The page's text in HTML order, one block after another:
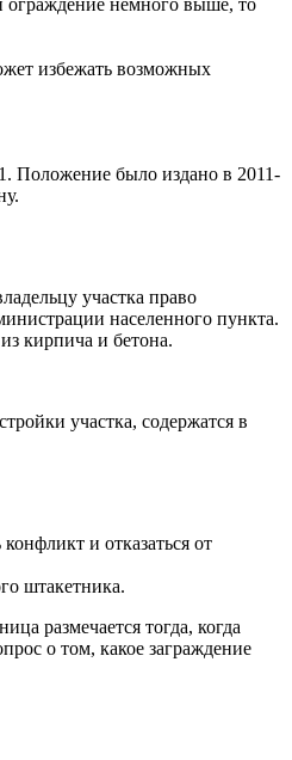
избежать возможных
Положение было издано в 2011-
участка право
населенного пункта.
кирпича и бетона.
участка, содержатся в
и отказаться от
штакетника.
размечается тогда, когда
о том, какое заграждение